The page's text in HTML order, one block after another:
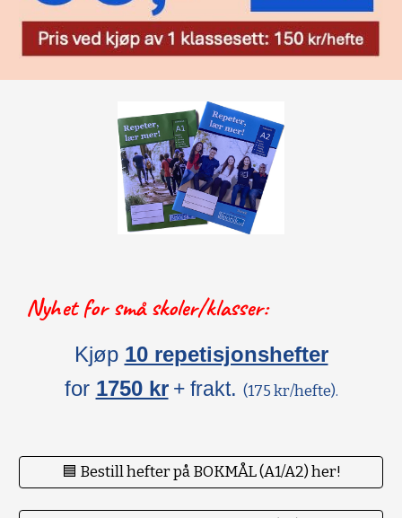
Nyhet for små skoler/klasser:
Kjøp 10 repetisjonshefter
for 1750 kr + frakt. (175 kr/hefte).
🟦 Bestill hefter på BOKMÅL (A1/A2) her!